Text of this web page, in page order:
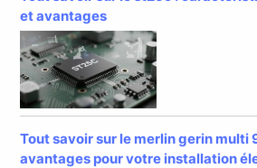
et avantages
Tout savoir sur le merlin gerin multi
avantages pour votre installation